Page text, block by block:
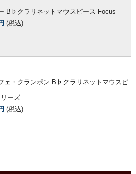
B♭クラリネットマウスピース Focus
(税込)
ェ・クランポン B♭クラリネットマウスピ
ーズ
(税込)